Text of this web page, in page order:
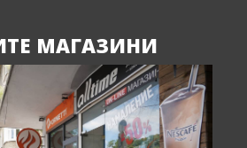
МАГАЗИНИ